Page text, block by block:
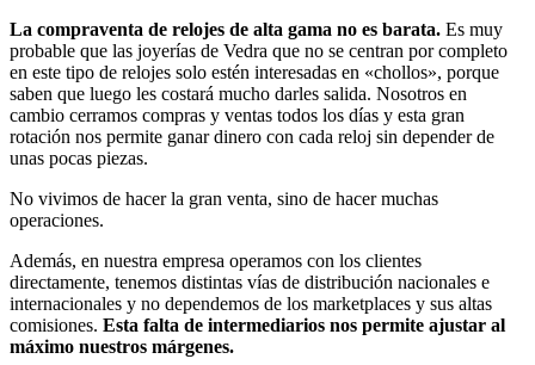
La compraventa de relojes de alta gama no es barata. Es muy
probable que las joyerías de Vedra que no se centran por completo
en este tipo de relojes solo estén interesadas en «chollos», porque
saben que luego les costará mucho darles salida. Nosotros en
cambio cerramos compras y ventas todos los días y esta gran
rotación nos permite ganar dinero con cada reloj sin depender de
unas pocas piezas.
No vivimos de hacer la gran venta, sino de hacer muchas
operaciones.
Además, en nuestra empresa operamos con los clientes
directamente, tenemos distintas vías de distribución nacionales e
internacionales y no dependemos de los marketplaces y sus altas
comisiones. Esta falta de intermediarios nos permite ajustar al
máximo nuestros márgenes.